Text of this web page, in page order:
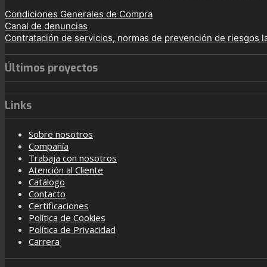
Condiciones Generales de Compra
Canal de denuncias
Contratación de servicios, normas de prevención de riesgos
Últimos proyectos
Links
Sobre nosotros
Compañía
Trabaja con nosotros
Atención al Cliente
Catálogo
Contacto
Certificaciones
Política de Cookies
Política de Privacidad
Carrera